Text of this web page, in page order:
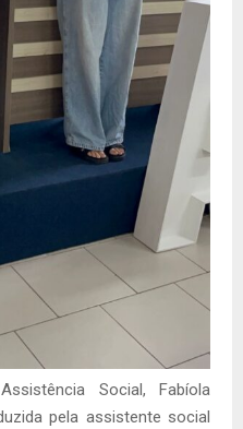
Social, Fabíola
pela assistente social